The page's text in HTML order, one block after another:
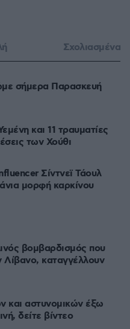
Σχολιασμένα
σήμερα Παρασκευή
και 11 τραυματίες
των Χούθι
Σίντνεϊ Τάουλ
μορφή καρκίνου
βομβαρδισμός που
καταγγέλλουν
και αστυνομικών έξω
δείτε βίντεο